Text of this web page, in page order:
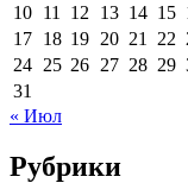
10 11 12 13 14 15
17 18 19 20 21 22
24 25 26 27 28 29
31
« Июл
Рубрики